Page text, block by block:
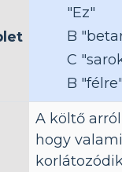
"Ez"
B
C
B "félre"
A költő
hogy